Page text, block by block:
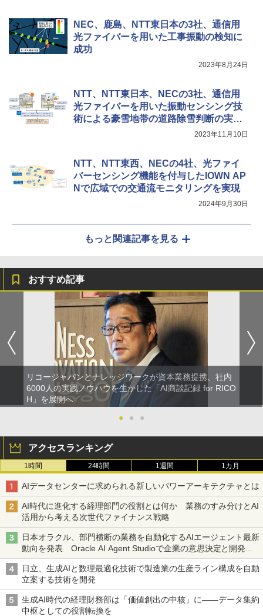
NEC、鹿島、NTT東日本の3社、通信用
光ファイバーを用いた工事振動の検知に
成功
2023年8月24日
NTT、NTT東日本、NECの3社、通信用
光ファイバーを用いた振動センシング技
術による豪雪地帯の道路除雪判断の実証
2023年11月10日
NTT、NTT東西、NECの4社、光ファイ
バーセンシング機能を付与したIOWN AP
Nで広域での交通流モニタリングを実現
2024年9月30日
もっと関連記事を見る
おすすめ記事
リコージャパンとナレッジワークが資本業務提携、社内
6000人の実践ノウハウを生かした「AI商談記録 for RICO
H」を展開へ
●
● ●
アクセスランキング
1時間 24時間 1週間 1カ月
AIデータセンターに求められる新しいパワーアーキテクチャとは
AI時代に進化する経理部門の役割とは何か 業務のすみ分けとAI
活用から考える次世代ファイナンス戦略
日本オラクル、部門横断の業務を自動化するAIエージェント最新
動向を発表 Oracle AI Agent Studioで企業の意思決定と開発を
加速
日立、生成AIと数理最適化技術で製造業の生産ライン構成を自動
立案する技術を開発
生成AI時代の経理財務部は「価値創出の中核」に――データ集約
中枢としての役割転換を